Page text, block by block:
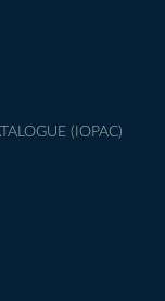
(IOPAC)